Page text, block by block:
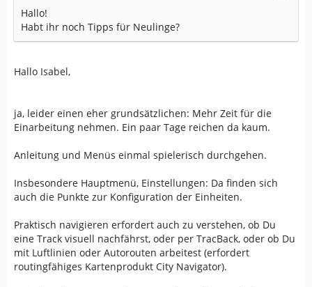
Hallo!
Habt ihr noch Tipps für Neulinge?
Hallo Isabel,
ja, leider einen eher grundsätzlichen: Mehr Zeit für die
Einarbeitung nehmen. Ein paar Tage reichen da kaum.
Anleitung und Menüs einmal spielerisch durchgehen.
Insbesondere Hauptmenü, Einstellungen: Da finden sich
auch die Punkte zur Konfiguration der Einheiten.
Praktisch navigieren erfordert auch zu verstehen, ob Du
eine Track visuell nachfährst, oder per TracBack, oder ob Du
mit Luftlinien oder Autorouten arbeitest (erfordert
routingfähiges Kartenprodukt City Navigator).